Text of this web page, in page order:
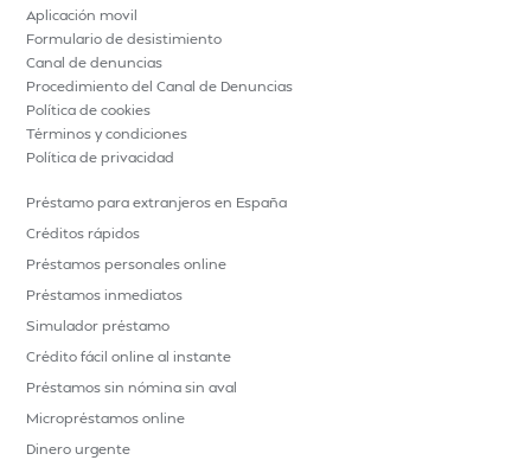
Aplicación movil
Formulario de desistimiento
Canal de denuncias
Procedimiento del Canal de Denuncias
Política de cookies
Términos y condiciones
Política de privacidad
Préstamo para extranjeros en España
Créditos rápidos
Préstamos personales online
Préstamos inmediatos
Simulador préstamo
Crédito fácil online al instante
Préstamos sin nómina sin aval
Micropréstamos online
Dinero urgente